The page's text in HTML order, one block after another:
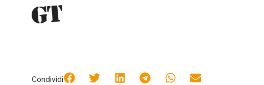
Condividi